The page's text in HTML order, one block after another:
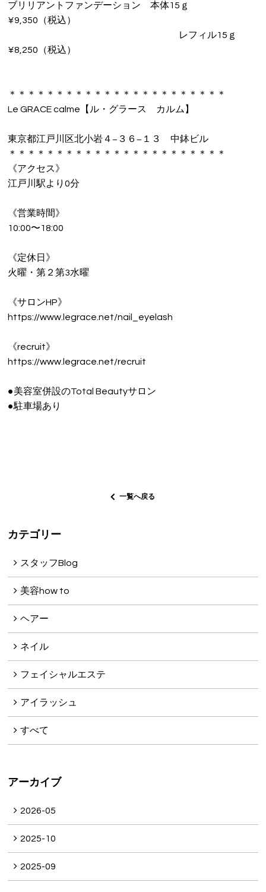
ブリリアントファンデーション 本体15ｇ
¥9,350（税込）
レフィル15ｇ
¥8,250（税込）
＊＊＊＊＊＊＊＊＊＊＊＊＊＊＊＊＊＊＊＊＊＊＊
Le GRACE calme【ル・グラース カルム】
東京都江戸川区北小岩４−３６−１３ 中鉢ビル
＊＊＊＊＊＊＊＊＊＊＊＊＊＊＊＊＊＊＊＊＊＊＊
《アクセス》
江戸川駅より0分
《営業時間》
10:00〜18:00
《定休日》
火曜・第２第3水曜
《サロンHP》
https://www.legrace.net/nail_eyelash
《recruit》
https://www.legrace.net/recruit
●美容室併設のTotal Beautyサロン
●駐車場あり
一覧へ戻る
カテゴリー
スタッフBlog
美容how to
ヘアー
ネイル
フェイシャルエステ
アイラッシュ
すべて
アーカイブ
2026-05
2025-10
2025-09